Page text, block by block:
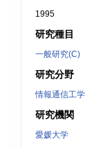
1995
研究種目
一般研究(C)
研究分野
情報通信工学
研究機関
愛媛大学